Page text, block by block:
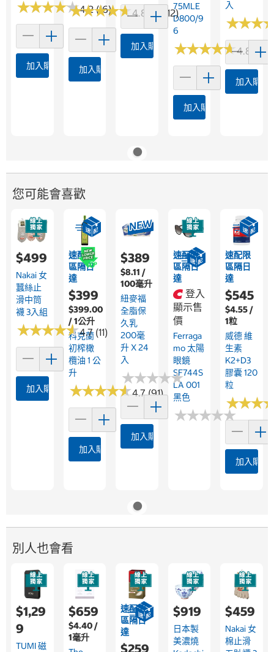
★★★★★
★★★★★4.2 (16)
加入購物車
★★★★★
★★★★★4.8 (15812)
加入購物車
加入購物車
75MLE
D800/9
6
★★★★★
★★★★★4.8 (5)
加入購物車
入
★★★
★★★
加入購物
您可能會喜歡
$499
Nakai 女
蠶絲止
滑中筒
襪 3入組
★★★★★
★★★★★4.7 (11)
加入購物車
速配限
區隔日
達
$399
$399.00
/ 1公升
科克蘭
初榨橄
欖油 1 公
升
★★★★★
★★★★★4.7 (91)
加入購物車
$389
$8.11 /
100毫升
紐麥福
全脂保
久乳
200毫
升 X 24
入
★★★★★
★★★★★
加入購物車
速配限
區隔日
達
登入
顯示售
價
Ferraga
Mo 太陽
眼鏡
SF744S
LA 001
黑色
★★★★★
★★★★★
速配限
區隔日
達
$545
$4.55 /
1粒
威德 維
生素
K2+D3
膠囊 120
粒
★★★
★★★
加入購物
別人也會看
$1,29
9
TUMI 磁
$659
$4.40 /
1毫升
速配限
區隔日
達
$259
$919
日本製
美濃燒
$459
Nakai 女
棉止滑